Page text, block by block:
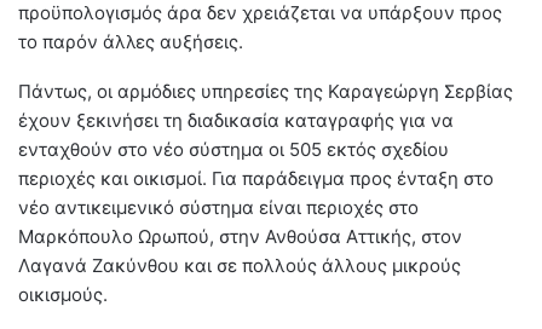
προϋπολογισμός άρα δεν χρειάζεται να υπάρξουν προς
το παρόν άλλες αυξήσεις.
Πάντως, οι αρμόδιες υπηρεσίες της Καραγεώργη Σερβίας
έχουν ξεκινήσει τη διαδικασία καταγραφής για να
ενταχθούν στο νέο σύστημα οι 505 εκτός σχεδίου
περιοχές και οικισμοί. Για παράδειγμα προς ένταξη στο
νέο αντικειμενικό σύστημα είναι περιοχές στο
Μαρκόπουλο Ωρωπού, στην Ανθούσα Αττικής, στον
Λαγανά Ζακύνθου και σε πολλούς άλλους μικρούς
οικισμούς.